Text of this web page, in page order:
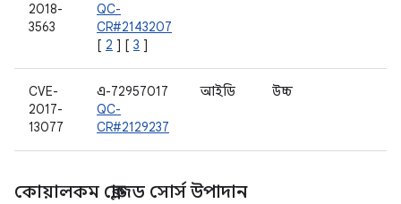
2018-
3563
QC-
CR#2143207
[ 2 ] [ 3 ]
CVE-
2017-
13077
এ-72957017
QC-
CR#2129237
আইডি উচ্চ
কোয়ালকম ক্লোজড সোর্স উপাদান